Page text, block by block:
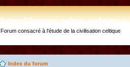
http://forum.arbre-
Forum consacré à l'étude de la civilisation celtique
Index du forum